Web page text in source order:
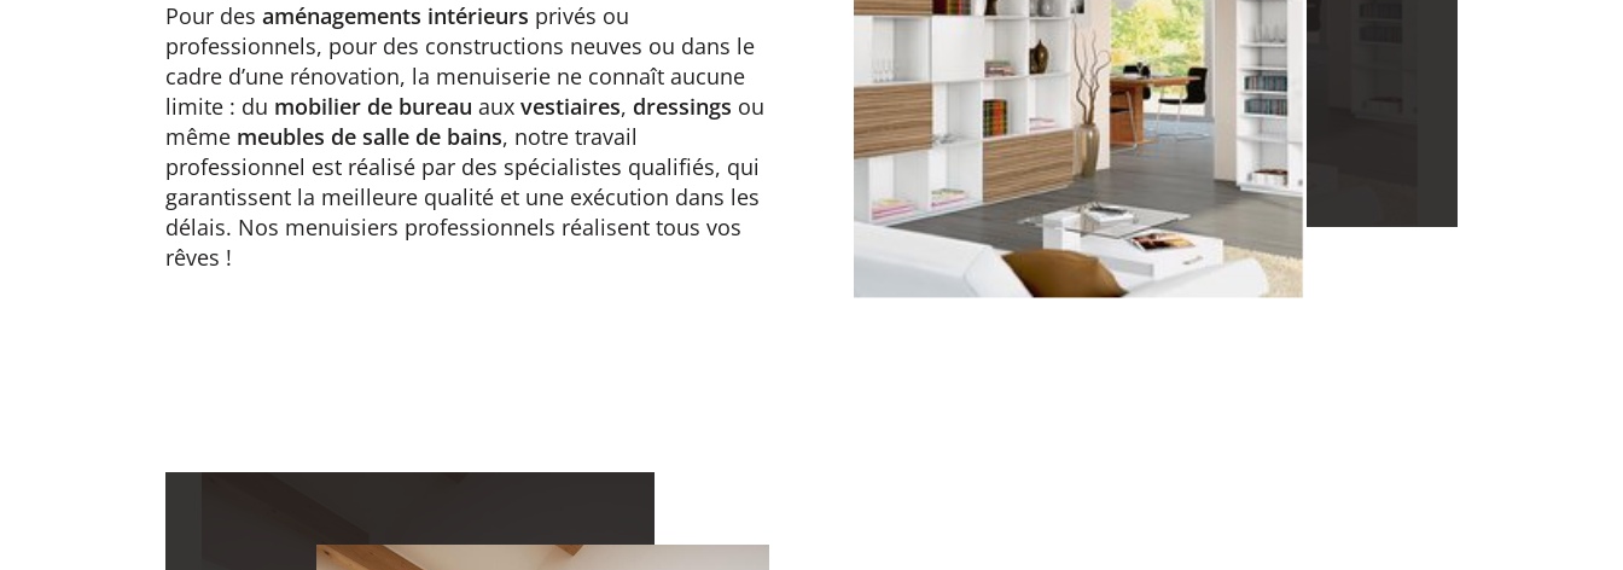
Pour des aménagements intérieurs privés ou
professionnels, pour des constructions neuves ou dans le
cadre d’une rénovation, la menuiserie ne connaît aucune
limite : du mobilier de bureau aux vestiaires, dressings ou
même meubles de salle de bains, notre travail
professionnel est réalisé par des spécialistes qualifiés, qui
garantissent la meilleure qualité et une exécution dans les
délais. Nos menuisiers professionnels réalisent tous vos
rêves !